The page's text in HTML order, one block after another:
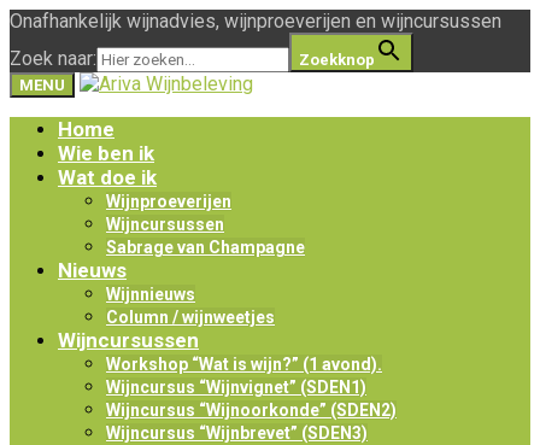
Onafhankelijk wijnadvies, wijnproeverijen en wijncursussen
Zoek naar:
Zoekknop
MENU
Home
Wie ben ik
Wat doe ik
Wijnproeverijen
Wijncursussen
Sabrage van Champagne
Nieuws
Wijnnieuws
Column / wijnweetjes
Wijncursussen
Workshop “Wat is wijn?” (1 avond).
Wijncursus “Wijnvignet” (SDEN1)
Wijncursus “Wijnoorkonde” (SDEN2)
Wijncursus “Wijnbrevet” (SDEN3)